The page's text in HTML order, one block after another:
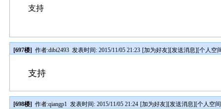
支持
[697楼] 作者:dibi2493 发表时间: 2015/11/05 21:23 [加为好友][发送消息][个人空
支持
[698楼] 作者:qiangp1 发表时间: 2015/11/05 21:24 [加为好友][发送消息][个人空间